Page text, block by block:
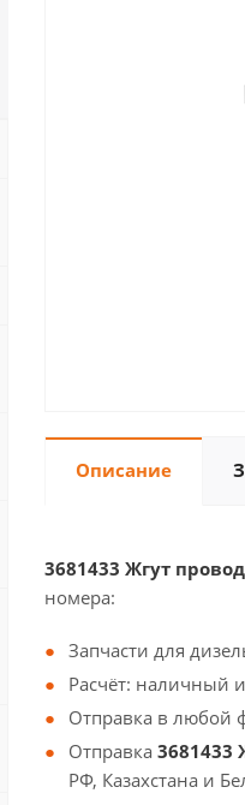
Описание
3681433 Жгут
номера:
Запчасти для
Расчёт: наличный
Отправка в любой
Отправка 3681433
РФ, Казахстана и